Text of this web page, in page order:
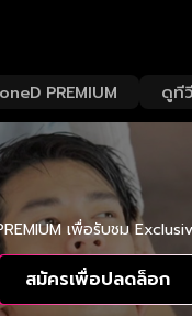
oneD PREMIUM ดูที
เพื่อรับชม
สมัครเพื่อปลดล็อก